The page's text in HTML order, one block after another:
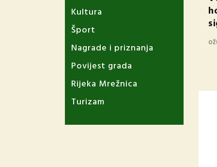
Kultura
Šport
Nagrade i priznanja
Povijest grada
Rijeka Mrežnica
Turizam